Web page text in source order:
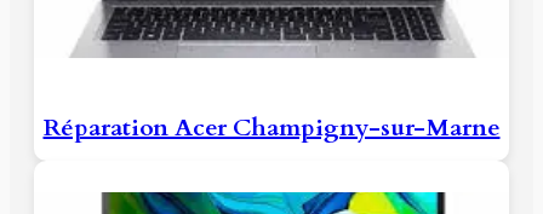
Réparation Acer Champigny-sur-Marne